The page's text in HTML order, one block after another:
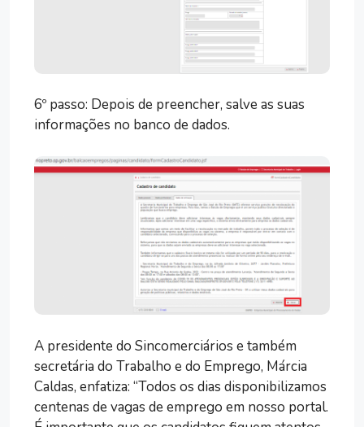
6º passo: Depois de preencher, salve as suas
informações no banco de dados.
A presidente do Sincomerciários e também
secretária do Trabalho e do Emprego, Márcia
Caldas, enfatiza: “Todos os dias disponibilizamos
centenas de vagas de emprego em nosso portal.